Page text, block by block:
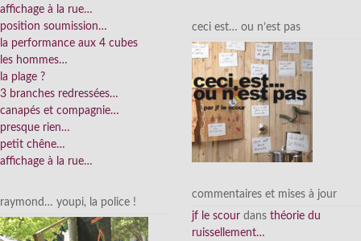
affichage à la rue…
position soumission…
la performance aux 4 cubes
les hommes…
la plage ?
3 branches redressées…
canapés et compagnie…
presque rien…
petit chêne…
affichage à la rue…
raymond… youpi, la police !
ceci est… ou n’est pas
commentaires et mises à jour
jf le scour dans théorie du
ruissellement…